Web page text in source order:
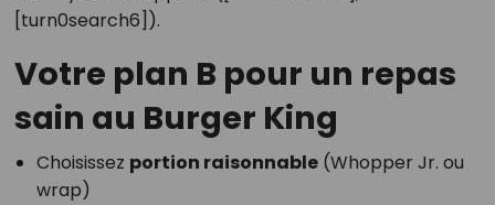
[turn0search6]).
Votre plan B pour un repas
sain au Burger King
Choisissez portion raisonnable(Whopper Jr. ou
wrap)